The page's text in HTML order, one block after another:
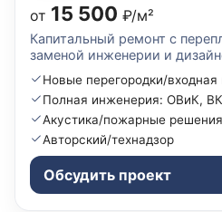
от 15 500 ₽/м²
Капитальный ремонт с
заменой инженерии и
Новые перегородки/входная
Полная инженерия: ОВиК,
Акустика/пожарные решения
Авторский/технадзор
Обсудить проект